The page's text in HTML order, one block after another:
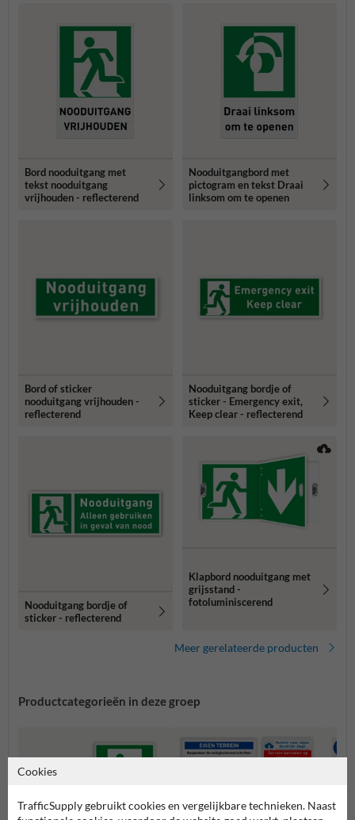
Bord nooduitgang met
tekst nooduitgang
vrijhouden - reflecterend
Nooduitgangbord met
pictogram en tekst Draai
linksom om te openen
Bord of sticker
nooduitgang vrijhouden -
reflecterend
Nooduitgang bordje of
sticker - Emergency exit,
Keep clear - reflecterend
Nooduitgang bordje of
sticker - reflecterend
Klapbord nooduitgang met
grijsstand -
fotoluminiscerend
Meer gerelateerde producten
Productcategorieën in deze groep
Cookies
TrafficSupply gebruikt cookies en vergelijkbare technieken. Naast